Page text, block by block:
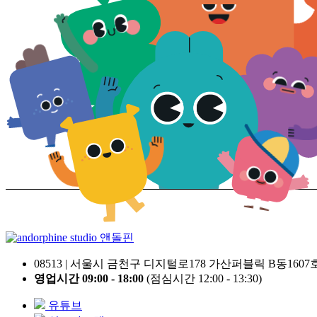
앤돌핀
08513 | 서울시 금천구 디지털로178 가산퍼블릭 B동1607
영업시간 09:00 - 18:00 (점심시간 12:00 - 13:30)
유튜브